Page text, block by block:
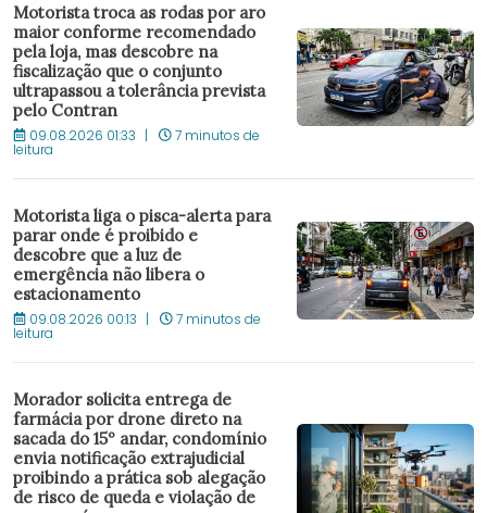
Motorista troca as rodas por aro
maior conforme recomendado
pela loja, mas descobre na
fiscalização que o conjunto
ultrapassou a tolerância prevista
pelo Contran
09.08.2026 01:33 7 minutos de
leitura
Motorista liga o pisca-alerta para
parar onde é proibido e
descobre que a luz de
emergência não libera o
estacionamento
09.08.2026 00:13 7 minutos de
leitura
Morador solicita entrega de
farmácia por drone direto na
sacada do 15º andar, condomínio
envia notificação extrajudicial
proibindo a prática sob alegação
de risco de queda e violação de